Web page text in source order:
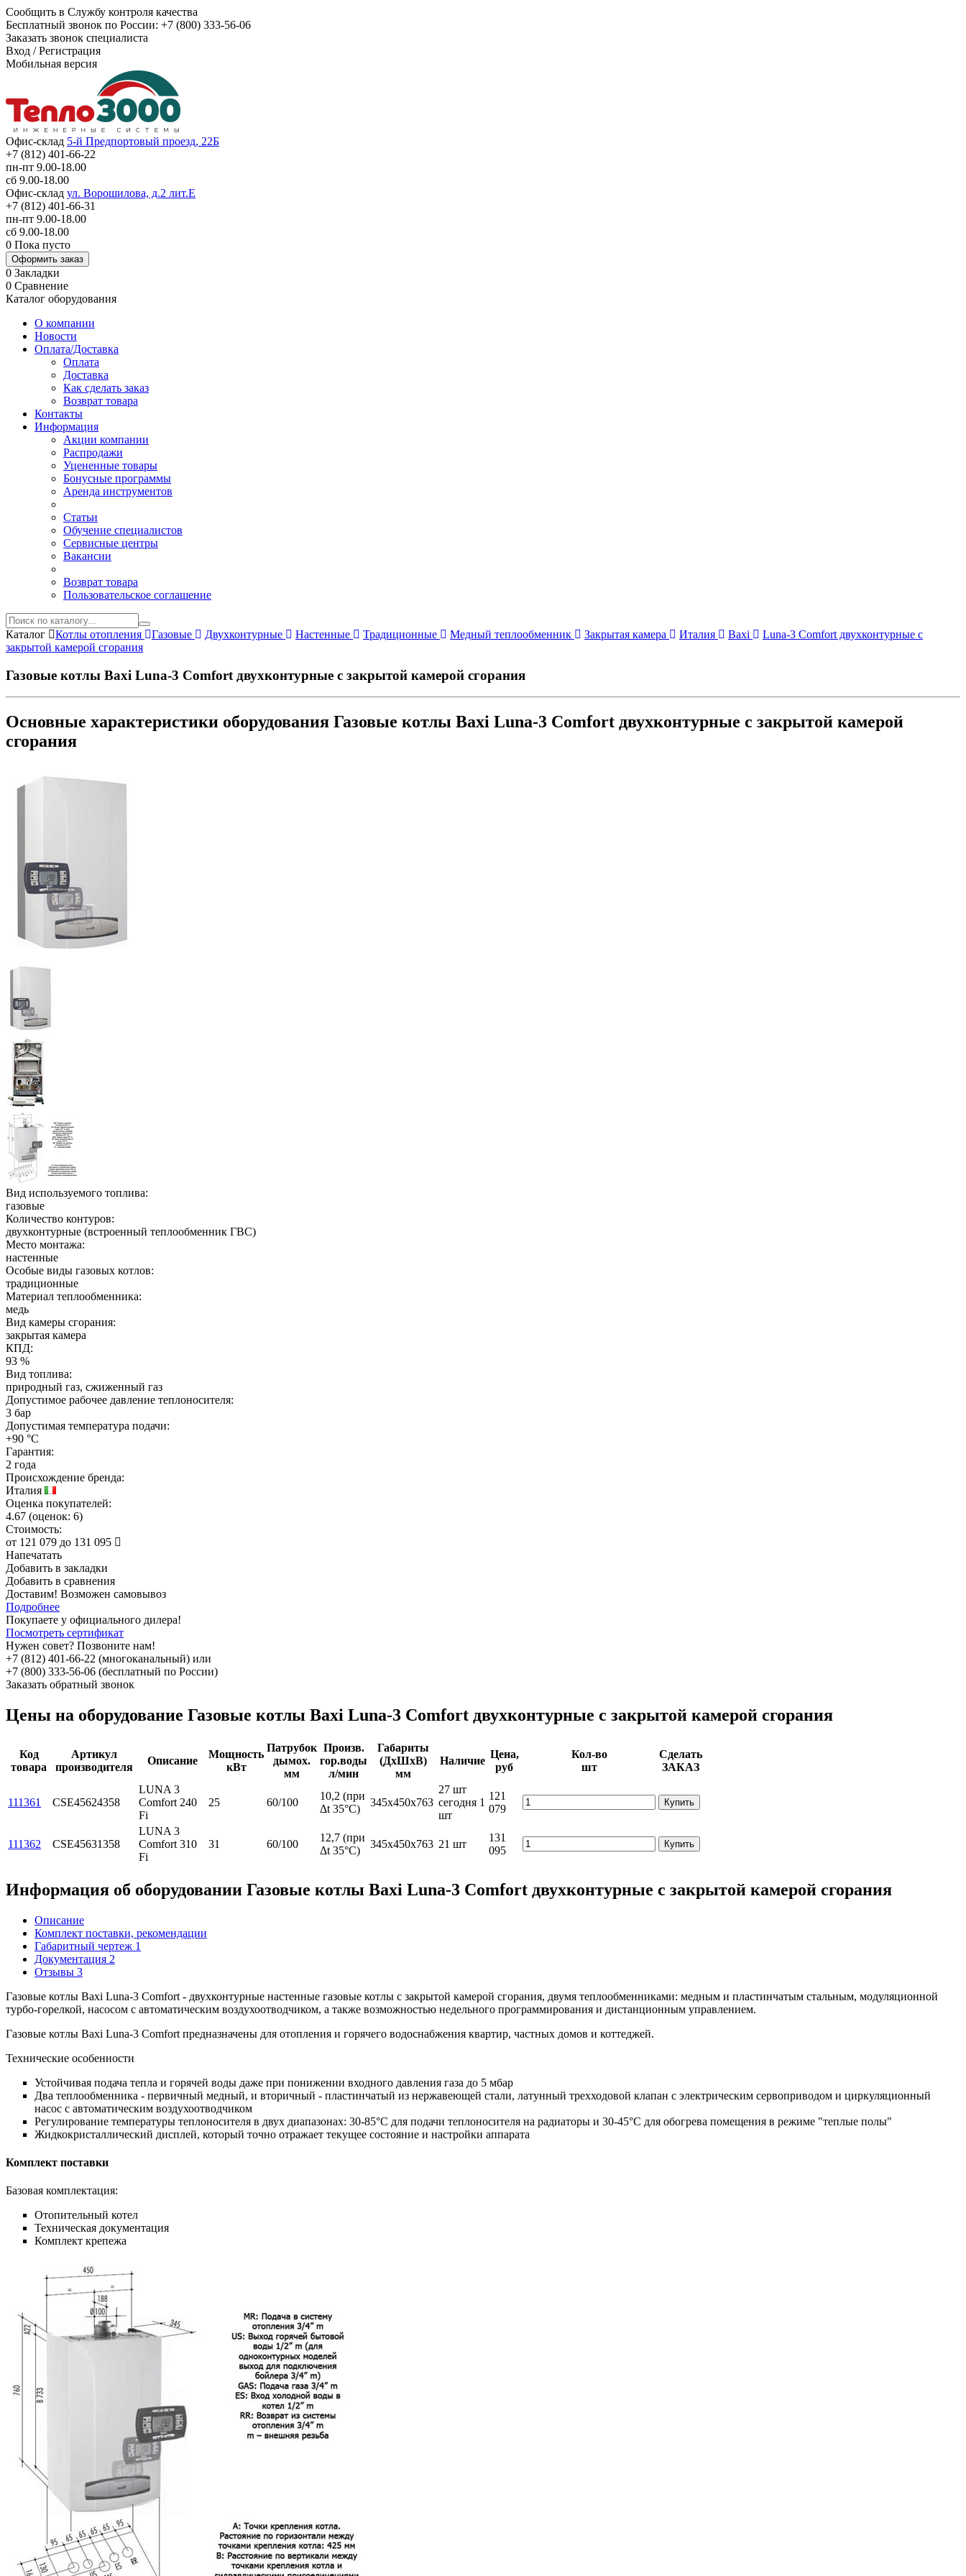
Сообщить в Службу контроля качества
Бесплатный звонок по России: +7 (800) 333-56-06
Заказать звонок специалиста
Вход /Регистрация
Мобильная версия
Офис-склад 5-й Предпортовый проезд, 22Б
+7 (812) 401-66-22
пн-пт 9.00-18.00
сб 9.00-18.00
Офис-склад ул. Ворошилова, д.2 лит.Е
+7 (812) 401-66-31
пн-пт 9.00-18.00
сб 9.00-18.00
0 Пока пусто
Оформить заказ
0 Закладки
0 Сравнение
Каталог оборудования
О компании
Новости
Оплата/Доставка
Оплата
Доставка
Как сделать заказ
Возврат товара
Контакты
Информация
Акции компании
Распродажи
Уцененные товары
Бонусные программы
Аренда инструментов
Статьи
Обучение специалистов
Сервисные центры
Вакансии
Возврат товара
Пользовательское соглашение
Каталог Котлы отопления Газовые Двухконтурные Настенные Традиционные Медный теплообменник Закрытая камера Италия Baxi
Luna-3 Comfort двухконтурные с
закрытой камерой сгорания
Газовые котлы Baxi Luna-3 Comfort двухконтурные с закрытой камерой сгорания
Основные характеристики оборудования Газовые котлы Baxi Luna-3 Comfort двухконтурные с закрытой камерой
сгорания
Вид используемого топлива:
газовые
Количество контуров:
двухконтурные (встроенный теплообменник ГВС)
Место монтажа:
настенные
Особые виды газовых котлов:
традиционные
Материал теплообменника:
медь
Вид камеры сгорания:
закрытая камера
КПД:
93 %
Вид топлива:
природный газ, сжиженный газ
Допустимое рабочее давление теплоносителя:
3 бар
Допустимая температура подачи:
+90 °C
Гарантия:
2 года
Происхождение бренда:
Италия
Оценка покупателей:
4.67 (оценок: 6)
Стоимость:
от 121 079 до 131 095
Напечатать
Добавить в закладки
Добавить в сравнения
Доставим! Возможен самовывоз
Подробнее
Покупаете у официального дилера!
Посмотреть сертификат
Нужен совет? Позвоните нам!
+7 (812) 401-66-22 (многоканальный) или
+7 (800) 333-56-06 (бесплатный по России)
Заказать обратный звонок
Цены на оборудование Газовые котлы Baxi Luna-3 Comfort двухконтурные с закрытой камерой сгорания
Код
товара
Артикул
производителя
Описание
Мощность
кВт
Патрубок
дымох.
мм
Произв.
гор.воды
л/мин
Габариты
(ДхШхВ)
мм
Наличие
Цена,
руб
Кол-во
шт
Сделать
ЗАКАЗ
111361 CSE45624358
LUNA 3
Comfort 240
Fi
25 60/100
10,2 (при
Δt 35°C)
345x450x763
27 шт
сегодня 1
шт
121
079
Купить
111362 CSE45631358
LUNA 3
Comfort 310
Fi
31 60/100
12,7 (при
Δt 35°C)
345x450x763 21 шт
131
095
Купить
Информация об оборудовании Газовые котлы Baxi Luna-3 Comfort двухконтурные с закрытой камерой сгорания
Описание
Комплект поставки, рекомендации
Габаритный чертеж 1
Документация 2
Отзывы 3
Газовые котлы Baxi Luna-3 Comfort - двухконтурные настенные газовые котлы с закрытой камерой сгорания, двумя теплообменниками: медным и пластинчатым стальным, модуляционной
турбо-горелкой, насосом с автоматическим воздухоотводчиком, а также возможностью недельного программирования и дистанционным управлением.
Газовые котлы Baxi Luna-3 Comfort предназначены для отопления и горячего водоснабжения квартир, частных домов и коттеджей.
Технические особенности
Устойчивая подача тепла и горячей воды даже при понижении входного давления газа до 5 мбар
Два теплообменника - первичный медный, и вторичный - пластинчатый из нержавеющей стали, латунный трехходовой клапан с электрическим сервоприводом и циркуляционный
насос с автоматическим воздухоотводчиком
Регулирование температуры теплоносителя в двух диапазонах: 30-85°C для подачи теплоносителя на радиаторы и 30-45°C для обогрева помещения в режиме "теплые полы"
Жидкокристаллический дисплей, который точно отражает текущее состояние и настройки аппарата
Комплект поставки
Базовая комплектация:
Отопительный котел
Техническая документация
Комплект крепежа